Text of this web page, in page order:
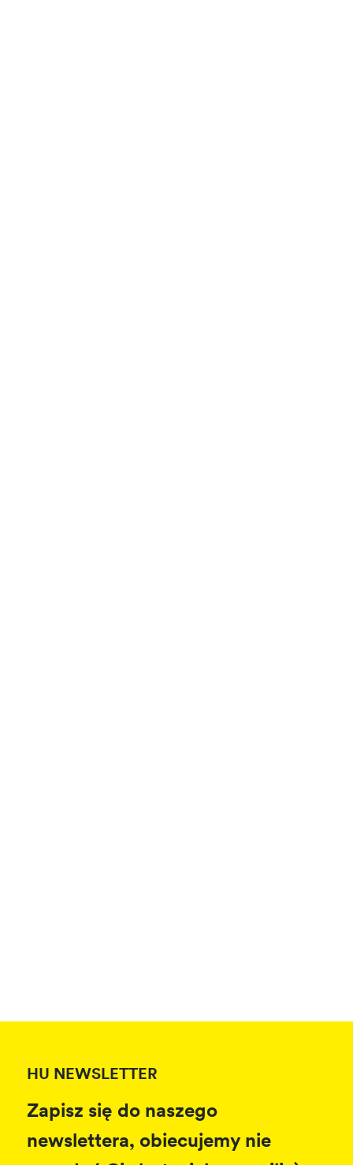
HU NEWSLETTER
Zapisz się do naszego
newslettera, obiecujemy nie